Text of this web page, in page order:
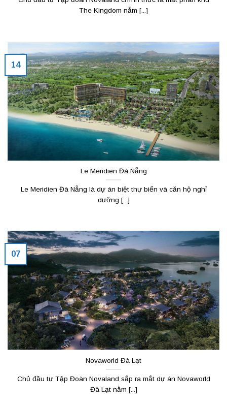
The Kingdom nằm [...]
Le Meridien Đà Nẵng
Le Meridien Đà Nẵng là dự án biệt thự biển và căn hộ nghỉ
dưỡng [...]
14
Novaworld Đà Lạt
Chủ đầu tư Tập Đoàn Novaland sắp ra mắt dự án Novaworld
Đà Lạt nằm [...]
07